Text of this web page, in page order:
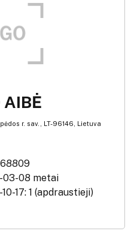
AIBĖ
r. sav., LT-96146, Lietuva
03-08 metai
17: 1 (apdraustieji)